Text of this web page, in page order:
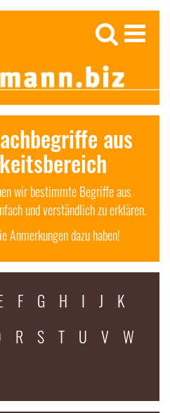
aus
wir bestimmte Begriffe aus
und verständlich zu erklären.
Anmerkungen dazu haben!
F G H I J
K
R S T U V
W